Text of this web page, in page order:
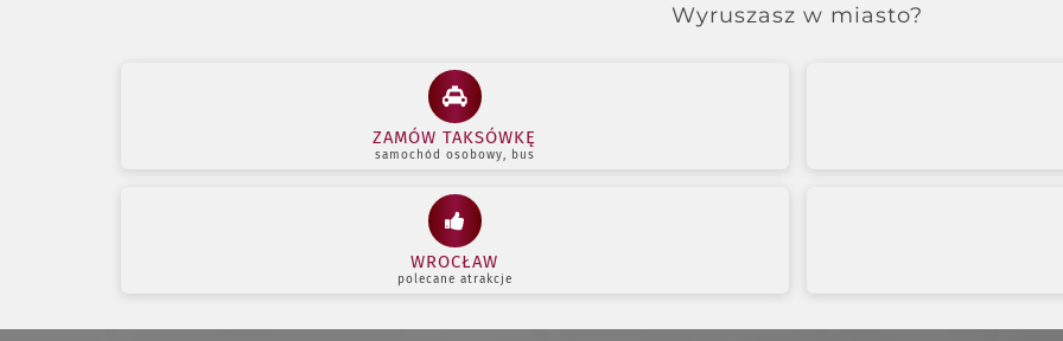
Wyruszasz w miasto?
ZAMÓW TAKSÓWKĘ
samochód osobowy, bus
WROCŁAW
polecane atrakcje